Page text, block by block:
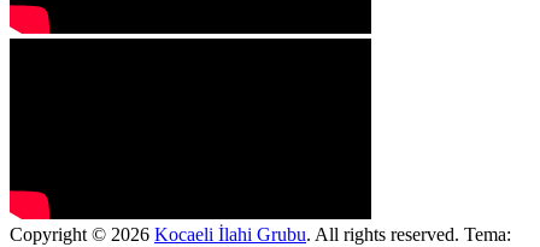
Copyright © 2026 Kocaeli İlahi Grubu. All rights reserved. Tema: